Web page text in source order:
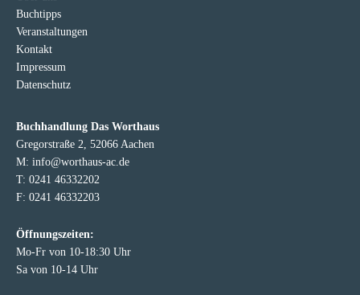
Buchtipps
Veranstaltungen
Kontakt
Impressum
Datenschutz
Buchhandlung Das Worthaus
Gregorstraße 2, 52066 Aachen
M: info@worthaus-ac.de
T: 0241 46332202
F: 0241 46332203
Öffnungszeiten:
Mo-Fr von 10-18:30 Uhr
Sa von 10-14 Uhr